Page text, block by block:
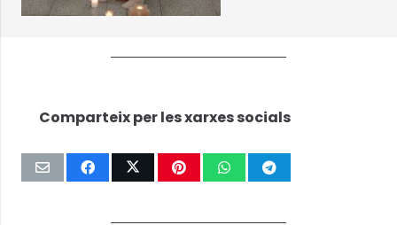
Comparteix per les xarxes socials